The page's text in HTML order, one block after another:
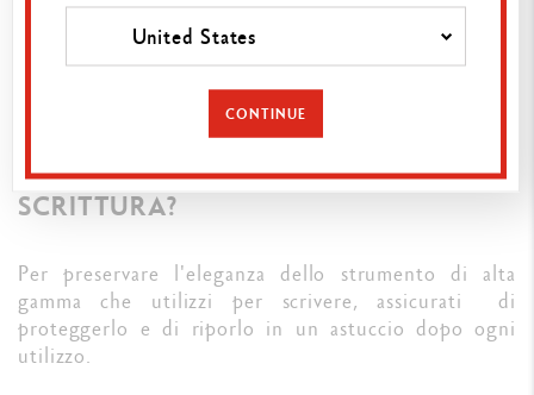
nella punta della penna a sfera o del roller.
COME PROTEGGERE E CONSERVARE IL
TUO STRUMENTO DI CLASSE PER LA
SCRITTURA?
Per preservare l'eleganza dello strumento di alta
gamma che utilizzi per scrivere, assicurati di
proteggerlo e di riporlo in un astuccio dopo ogni
utilizzo.
United States
CONTINUE